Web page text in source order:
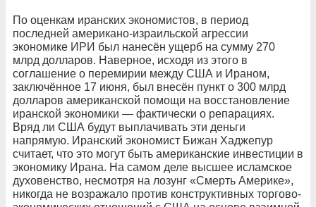
По оценкам иранских экономистов, в период
последней американо-израильской агрессии
экономике ИРИ был нанесён ущерб на сумму 270
млрд долларов. Наверное, исходя из этого в
соглашение о перемирии между США и Ираном,
заключённое 17 июня, был внесён пункт о 300 млрд
долларов американской помощи на восстановление
иранской экономики — фактически о репарациях.
Вряд ли США будут выплачивать эти деньги
напрямую. Иранский экономист Бижан Хаджепур
считает, что это могут быть американские инвестиции в
экономику Ирана. На самом деле высшее исламское
духовенство, несмотря на лозунг «Смерть Америке»,
никогда не возражало против конструктивных торгово-